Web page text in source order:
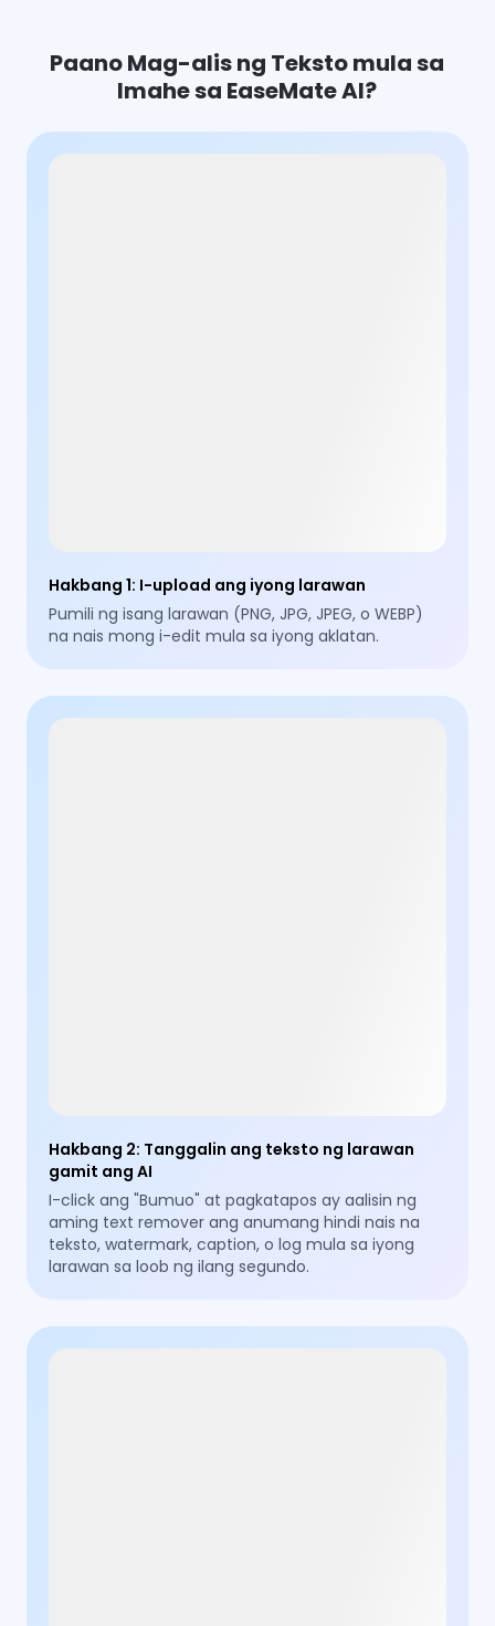
Paano Mag-alis ng Teksto mula sa
Imahe sa EaseMate AI?
Hakbang 1: I-upload ang iyong larawan
Pumili ng isang larawan (PNG, JPG, JPEG, o WEBP)
na nais mong i-edit mula sa iyong aklatan.
Hakbang 2: Tanggalin ang teksto ng larawan
gamit ang AI
I-click ang "Bumuo" at pagkatapos ay aalisin ng
aming text remover ang anumang hindi nais na
teksto, watermark, caption, o log mula sa iyong
larawan sa loob ng ilang segundo.